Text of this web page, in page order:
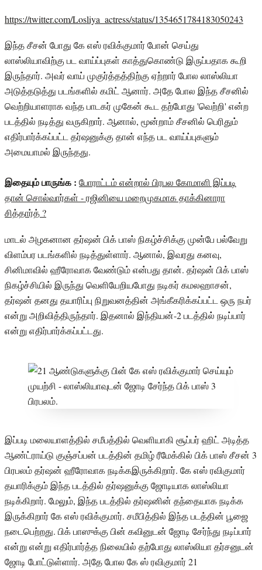
https://twitter.com/Losliya_actress/status/1354651784183050243
இந்த சீசன் போது கே எஸ் ரவிக்குமார் போன் செய்து
லாஸ்லியாவிற்கு பட வாய்ப்புகள் காத்துகொண்டு இருப்பதாக கூறி
இருந்தார். அவர் வாய் முகுர்த்தத்திற்கு ஏற்றார் போல லாஸ்லியா
அடுத்தடுத்து படங்களில் கமிட் ஆனார். அதே போல இந்த சீசனில்
வெற்றியாளராக வந்த பாடகர் முகேன் கூட தற்போது 'வெற்றி' என்ற
படத்தில் நடித்து வருகிறார். ஆனால், மூன்றாம் சீசனில் பெரிதும்
எதிர்பார்க்கப்பட்ட தர்ஷனுக்கு தான் எந்த பட வாய்ப்புகளும்
அமையாமல் இருந்தது.
இதையும் பாருங்க : போராட்டம் என்றால் பிரபல கோமாளி இப்படி
தான் சொல்வார்கள் - ரஜினியை மறைமுகமாக தாக்கினாரா
சித்தார்த் ?
மாடல் அழகனான தர்ஷன் பிக் பாஸ் நிகழ்ச்சிக்கு முன்பே பல்வேறு
விளம்பர படங்களில் நடித்துள்ளார். ஆனால், இவரது கனவு,
சினிமாவில் ஹீரோவாக வேண்டும் என்பது தான். தர்ஷன் பிக் பாஸ்
நிகழ்ச்சியில் இருந்து வெளியேறியபோது நடிகர் கமலஹாசன்,
தர்ஷன் தனது தயாரிப்பு நிறுவனத்தின் அங்கீகரிக்கப்பட்ட ஒரு நபர்
என்று அறிவித்திருந்தார். இதனால் இந்தியன்-2 படத்தில் நடிப்பார்
என்று எதிர்பார்க்கப்பட்டது.
இப்படி மலையாளத்தில் சமீபத்தில் வெளியாகி சூப்பர் ஹிட் அடித்த
ஆண்ட்ராய்டு குஞ்சப்பன் படத்தின் தமிழ் ரீமேக்கில் பிக் பாஸ் சீசன் 3
பிரபலம் தர்ஷன் ஹீரோவாக நடிக்கஇருக்கிறார். கே எஸ் ரவிகுமார்
தயாரிக்கும் இந்த படத்தில் தர்ஷனுக்கு ஜோடியாக லாஸ்லியா
நடிக்கிறார். மேலும், இந்த படத்தில் தர்ஷனின் தந்தையாக நடிக்க
இருக்கிறார் கே எஸ் ரவிக்குமார். சமீபித்தில் இந்த படத்தின் பூஜை
நடைபெற்றது. பிக் பாஸுக்கு பின் கவினுடன் ஜோடி சேர்ந்து நடிப்பார்
என்று என்று எதிர்பார்த்த நிலையில் தற்போது லாஸ்லியா தர்சனுடன்
ஜோடி போட்டுள்ளார். அதே போல கே ஸ் ரவிகுமார் 21